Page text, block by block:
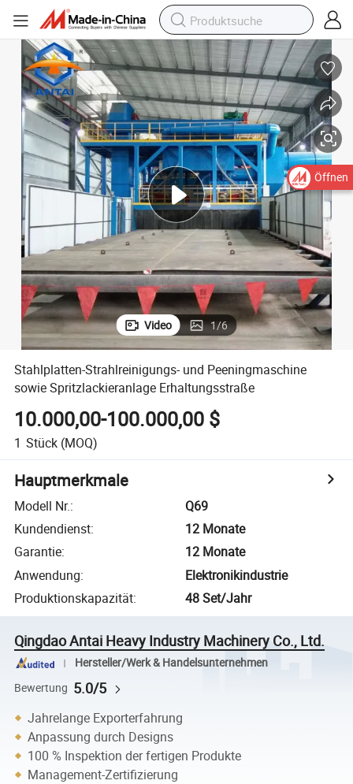
Video 1/6
Stahlplatten-Strahlreinigungs- und Peeningmaschine
sowie Spritzlackieranlage Erhaltungsstraße
10.000,00-100.000,00 $
1 Stück (MOQ)
Hauptmerkmale
Modell Nr.:
Q69
Kundendienst:
12 Monate
Garantie:
12 Monate
Anwendung:
Elektronikindustrie
Produktionskapazität: 48 Set/Jahr
Qingdao Antai Heavy Industry Machinery Co., Ltd.
Hersteller/Werk & Handelsunternehmen
Bewertung 5.0/5
Jahrelange Exporterfahrung
Anpassung durch Designs
100 % Inspektion der fertigen Produkte
Management-Zertifizierung
Öffnen